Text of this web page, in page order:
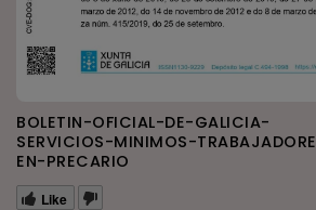
BOLETIN-OFICIAL-DE-GALICIA-
SERVICIOS-MINIMOS-
EN-PRECARIO
Like